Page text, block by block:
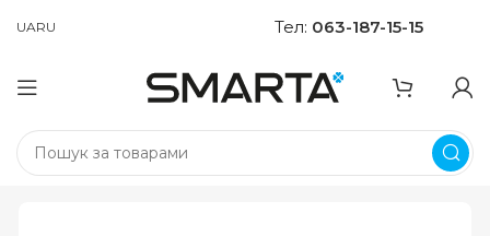
UARU Тел: 063-187-15-15